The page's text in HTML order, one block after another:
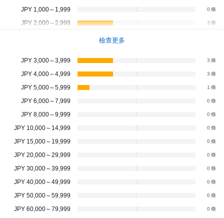
JPY 1,000～1,999 0
JPY 2,000～2,999 3
檢查更多
JPY 3,000～3,999 3
JPY 4,000～4,999 3
JPY 5,000～5,999 1
JPY 6,000～7,999 0
JPY 8,000～9,999 0
JPY 10,000～14,999 0
JPY 15,000～19,999 0
JPY 20,000～29,999 0
JPY 30,000～39,999 0
JPY 40,000～49,999 0
JPY 50,000～59,999 0
JPY 60,000～79,999 0